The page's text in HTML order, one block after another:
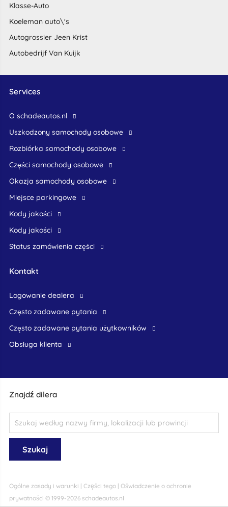
Klasse-Auto
Koeleman auto\'s
Autogrossier Jeen Krist
Autobedrijf Van Kuijk
Znajdź dilera
Ogólne zasady i warunki | Części tego| Oświadczenie o ochronie
prywatności © 1999-2026 schadeautos.nl
Services
O schadeautos.nl
uszkodzony samochody osobowe
rozbiórka samochody osobowe
części samochody osobowe
okazja samochody osobowe
Miejsce parkingowe
Kody jakości
Kody jakości
Status zamówienia części
Kontakt
logowanie dealera
Często zadawane pytania
często zadawane pytania użytkowników
obsługa klienta